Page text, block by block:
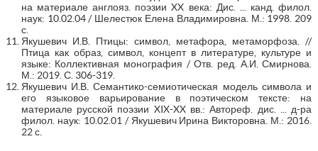
на материале англояз. поэзии XX века: Дис. ... канд. филол.
наук: 10.02.04 / Шелестюк Елена Владимировна. М.: 1998. 209
с.
Якушевич И.В. Птицы: символ, метафора, метаморфоза. //
Птица как образ, символ, концепт в литературе, культуре и
языке: Коллективная монография / Отв. ред. А.И. Смирнова.
М.: 2019. С. 306-319.
Якушевич И.В. Семантико-семиотическая модель символа и
его языковое варьирование в поэтическом тексте: на
материале русской поэзии XIX-XX вв.: Автореф. дис. ... д-ра
филол. наук: 10.02.01 / Якушевич Ирина Викторовна. М.: 2016.
22 с.